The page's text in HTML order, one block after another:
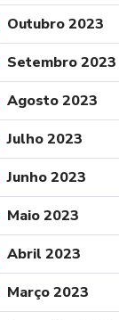
Outubro 2023
Setembro 2023
Agosto 2023
Julho 2023
Junho 2023
Maio 2023
Abril 2023
Março 2023